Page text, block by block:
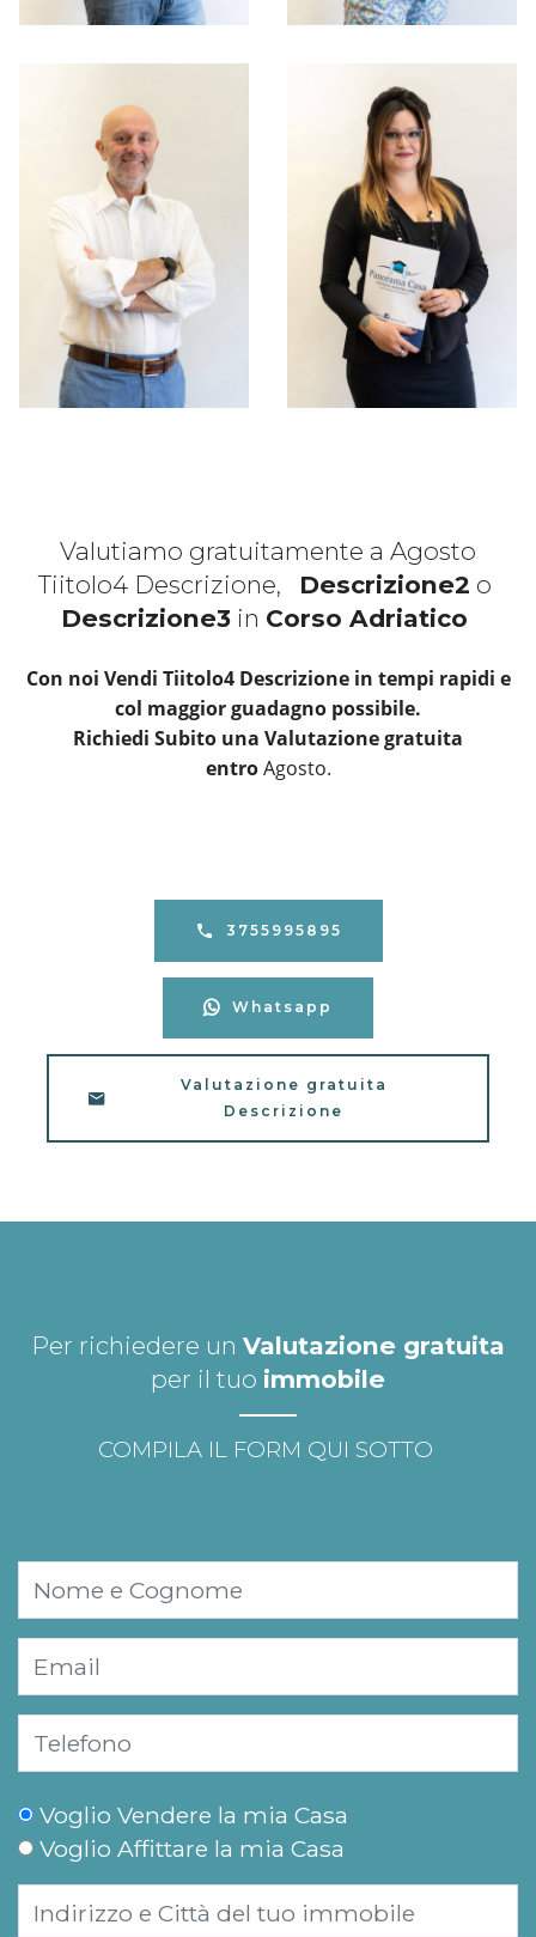
Valutiamo gratuitamente a Agosto
Tiitolo4 Descrizione, Descrizione2 o
Descrizione3 in Corso Adriatico
Con noi Vendi Tiitolo4 Descrizione in tempi rapidi e
col maggior guadagno possibile.
Richiedi Subito una Valutazione gratuita
entroAgosto.
3755995895
Whatsapp
Valutazione gratuita
Descrizione
Per richiedere un Valutazione gratuita
per il tuo immobile
COMPILA IL FORM QUI SOTTO
Voglio Vendere la mia Casa
Voglio Affittare la mia Casa